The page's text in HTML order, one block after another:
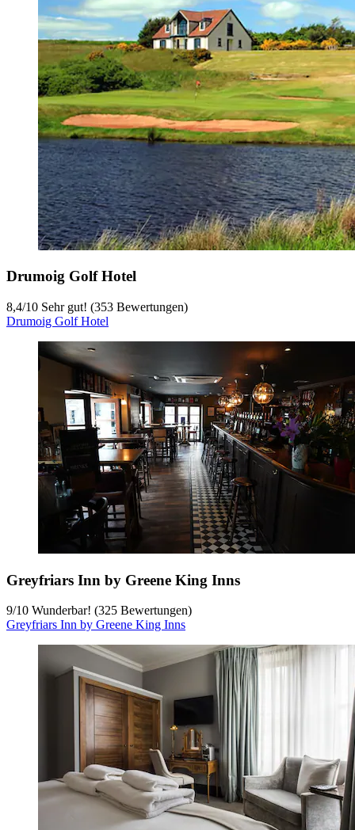
Drumoig Golf Hotel
8,4/10 Sehr gut! (353 Bewertungen)
Drumoig Golf Hotel
Greyfriars Inn by Greene King Inns
9/10 Wunderbar! (325 Bewertungen)
Greyfriars Inn by Greene King Inns